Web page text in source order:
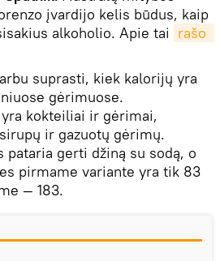
įvardijo kelis būdus, kaip
alkoholio. Apie tai
suprasti, kiek kalorijų yra
gėrimuose.
kokteiliai ir gėrimai,
ir gazuotų gėrimų.
pataria gerti džiną su sodą, o
pirmame variante yra tik 83
— 183.